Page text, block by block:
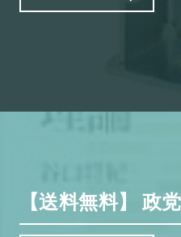
【送料無料】 政